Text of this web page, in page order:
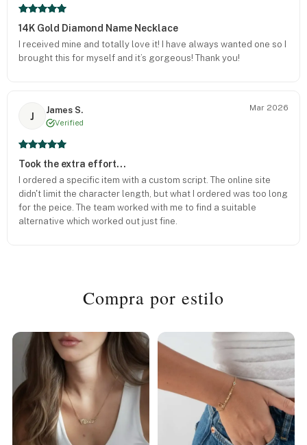
14K Gold Diamond Name Necklace
I received mine and totally love it! I have always wanted one so I
brought this for myself and it’s gorgeous! Thank you!
J
James S.
Verified
Mar 2026
Took the extra effort...
I ordered a specific item with a custom script. The online site
didn't limit the character length, but what I ordered was too long
for the peice. The team worked with me to find a suitable
alternative which worked out just fine.
Compra por estilo